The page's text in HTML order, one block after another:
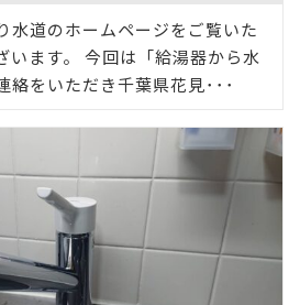
水道のホームページをご覧いた
います。 今回は「給湯器から水
絡をいただき千葉県花見･･･